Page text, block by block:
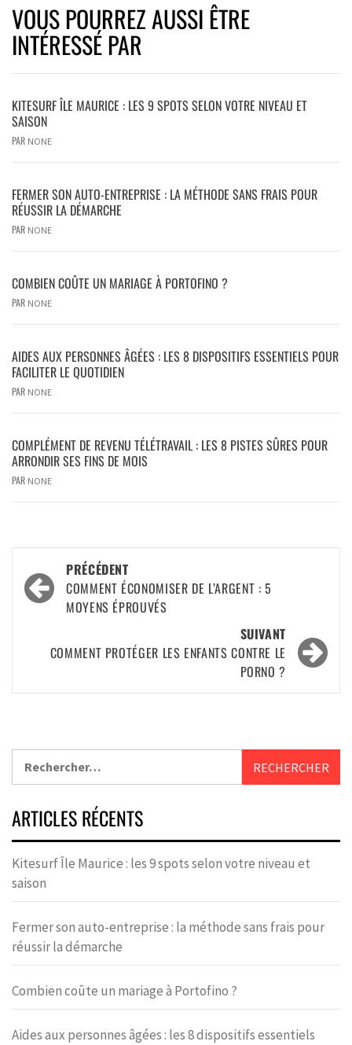
VOUS POURREZ AUSSI ÊTRE
INTÉRESSÉ PAR
KITESURF ÎLE MAURICE : LES 9 SPOTS SELON VOTRE NIVEAU ET
SAISON
PAR NONE
FERMER SON AUTO-ENTREPRISE : LA MÉTHODE SANS FRAIS POUR
RÉUSSIR LA DÉMARCHE
PAR NONE
COMBIEN COÛTE UN MARIAGE À PORTOFINO ?
PAR NONE
AIDES AUX PERSONNES ÂGÉES : LES 8 DISPOSITIFS ESSENTIELS POUR
FACILITER LE QUOTIDIEN
PAR NONE
COMPLÉMENT DE REVENU TÉLÉTRAVAIL : LES 8 PISTES SÛRES POUR
ARRONDIR SES FINS DE MOIS
PAR NONE
PRÉCÉDENT
COMMENT ÉCONOMISER DE L’ARGENT : 5
MOYENS ÉPROUVÉS
SUIVANT
COMMENT PROTÉGER LES ENFANTS CONTRE LE
PORNO ?
ARTICLES RÉCENTS
Kitesurf Île Maurice : les 9 spots selon votre niveau et
saison
Fermer son auto-entreprise : la méthode sans frais pour
réussir la démarche
Combien coûte un mariage à Portofino ?
Aides aux personnes âgées : les 8 dispositifs essentiels